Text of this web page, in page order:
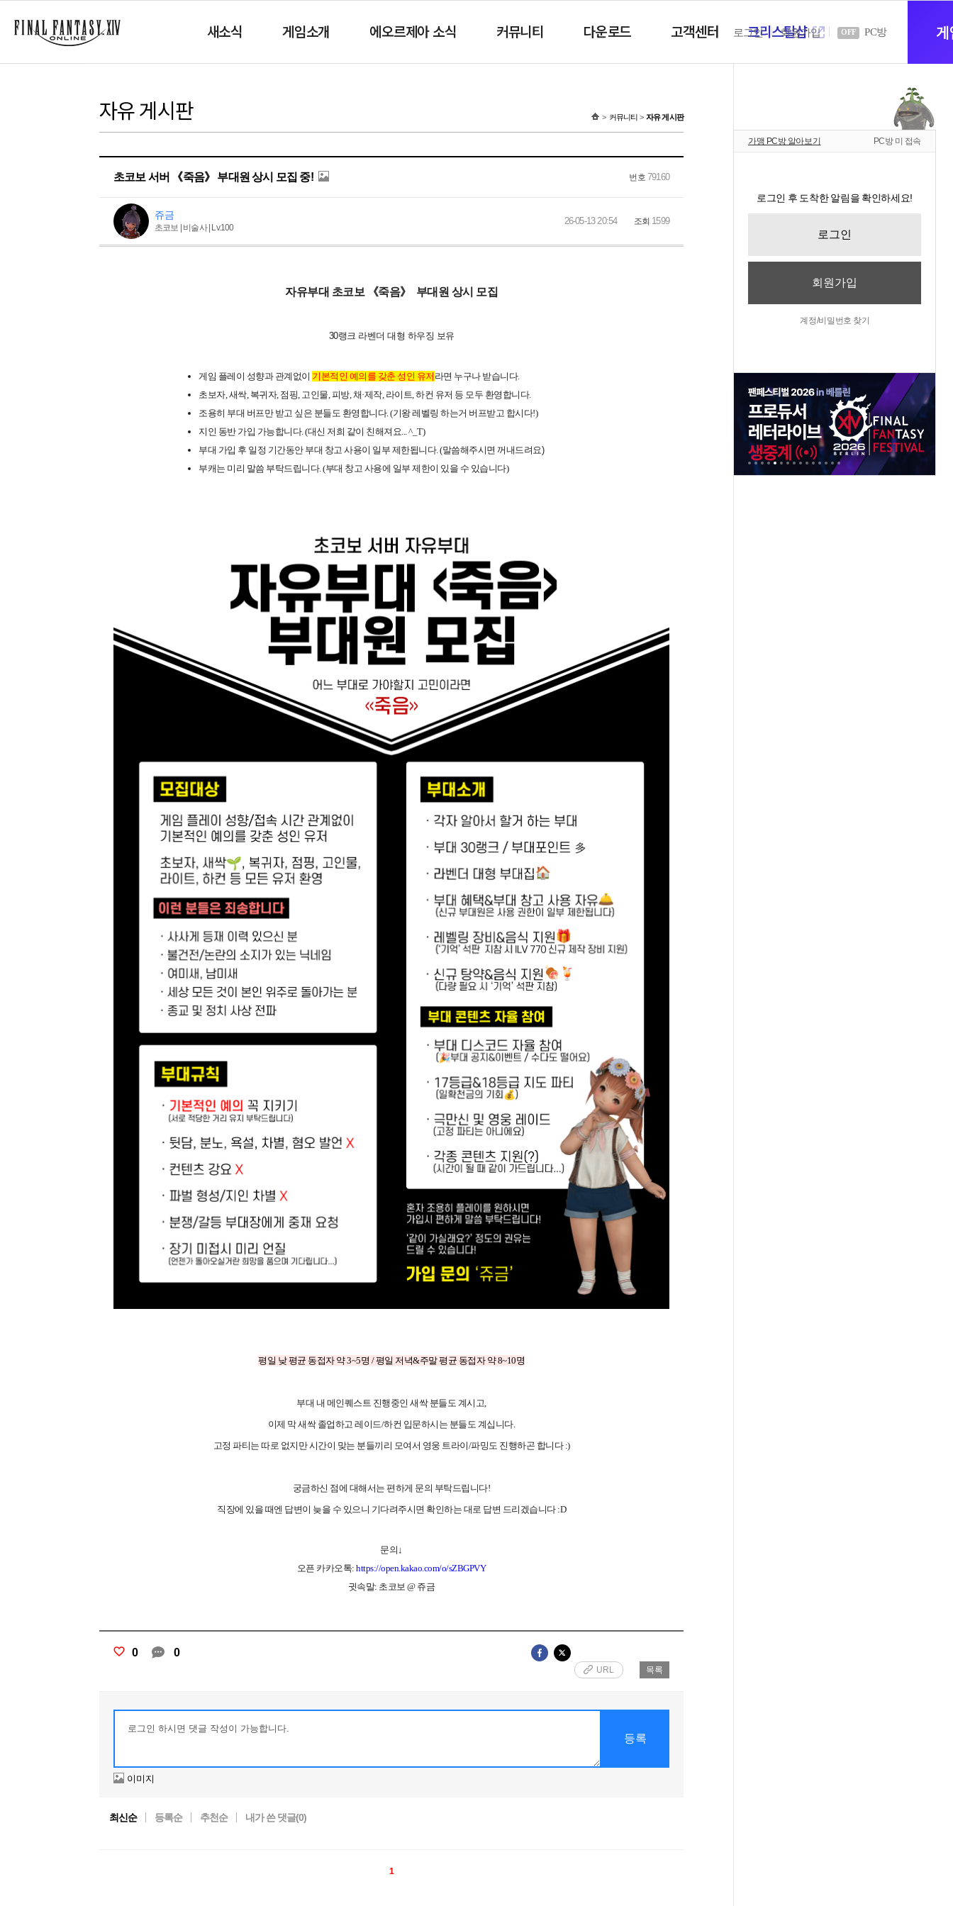
새소식 게임소개 에오르제아 소식 커뮤니티 다운로드 고객센터 크리스탈샵새
로그인 회원가입 OFF PC방
자유 게시판 커뮤니티 자유 게시판
초코보 서버 《죽음》 부대원 상시 모집 중! 번호79160
쥬금
초코보 | 비술사 | Lv.100
26-05-13 20:54 조회 1599
자유부대 초코보 《죽음》 부대원 상시 모집
30랭크 라벤더 대형 하우징 보유
게임 플레이 성향과 관계없이 기본적인 예의를 갖춘 성인 유저 라면 누구나 받습니다.
초보자, 새싹, 복귀자, 점핑, 고인물, 피방, 채·제작, 라이트, 하컨 유저 등 모두 환영합니다.
조용히 부대 버프만 받고 싶은 분들도 환영합니다. (기왕 레벨링 하는거 버프받고 합시다!)
지인 동반 가입 가능합니다. (대신 저희 같이 친해져요... ^_T)
부대 가입 후 일정 기간동안 부대 창고 사용이 일부 제한됩니다. (말씀해주시면 꺼내드려요)
부캐는 미리 말씀 부탁드립니다. (부대 창고 사용에 일부 제한이 있을 수 있습니다)
평일 낮 평균 동접자 약 3~5명 /평일 저녁&주말 평균 동접자 약 8~10명
부대 내 메인퀘스트 진행중인 새싹 분들도 계시고,
이제 막 새싹 졸업하고 레이드/하컨 입문하시는 분들도 계십니다.
고정 파티는 따로 없지만 시간이 맞는 분들끼리 모여서 영웅 트라이/파밍도 진행하곤 합니다:)
궁금하신 점에 대해서는 편하게 문의 부탁드립니다!
직장에 있을 때엔 답변이 늦을 수 있으니 기다려주시면 확인하는 대로 답변 드리겠습니다 :D
문의↓
오픈 카카오톡:https://open.kakao.com/o/sZBGPVY
귓속말: 초코보 @ 쥬금
0 0
URL
이미지
최신순 등록순 추천순 내가 쓴 댓글(0)
1
가맹 PC방 알아보기 PC방 미 접속
로그인 후 도착한 알림을 확인하세요!
로그인
회원가입
계정/비밀번호 찾기